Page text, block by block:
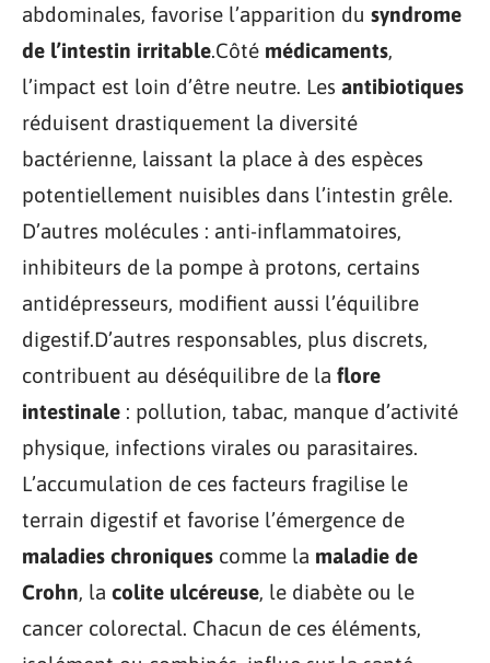
abdominales, favorise l’apparition du syndrome
de l’intestin irritable.Côté médicaments,
l’impact est loin d’être neutre. Les antibiotiques
réduisent drastiquement la diversité
bactérienne, laissant la place à des espèces
potentiellement nuisibles dans l’intestin grêle.
D’autres molécules : anti-inflammatoires,
inhibiteurs de la pompe à protons, certains
antidépresseurs, modifient aussi l’équilibre
digestif.D’autres responsables, plus discrets,
contribuent au déséquilibre de la flore
intestinale : pollution, tabac, manque d’activité
physique, infections virales ou parasitaires.
L’accumulation de ces facteurs fragilise le
terrain digestif et favorise l’émergence de
maladies chroniques comme la maladie de
Crohn, la colite ulcéreuse, le diabète ou le
cancer colorectal. Chacun de ces éléments,